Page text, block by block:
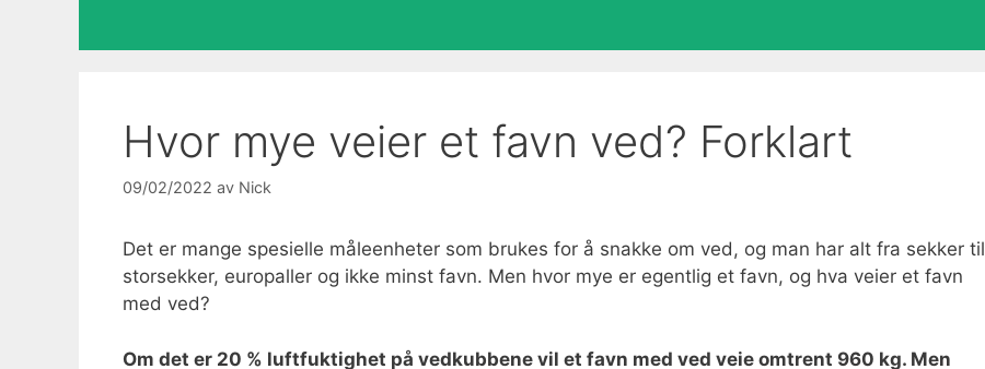
Hvor mye veier et favn ved? Forklart
09/02/2022 av Nick
Det er mange spesielle måleenheter som brukes for å snakke om ved, og man har alt fra sekker til
storsekker, europaller og ikke minst favn. Men hvor mye er egentlig et favn, og hva veier et favn
med ved?
Om det er 20 % luftfuktighet på vedkubbene vil et favn med ved veie omtrent 960 kg. Men